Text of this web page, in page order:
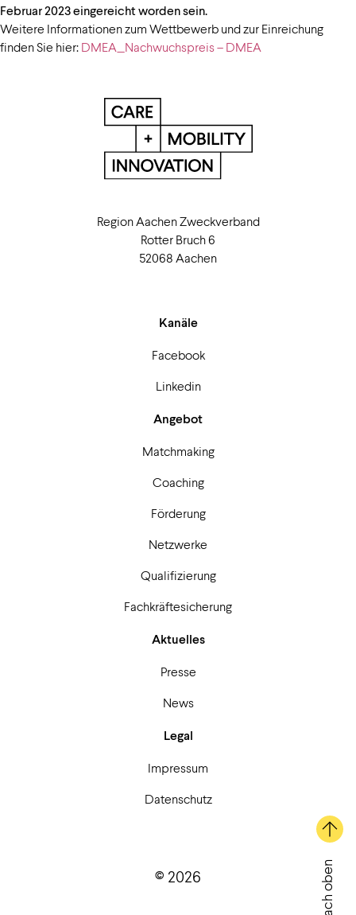
Februar 2023 eingereicht worden sein.
Weitere Informationen zum Wettbewerb und zur Einreichung
finden Sie hier: DMEA_Nachwuchspreis – DMEA
Region Aachen Zweckverband
Rotter Bruch 6
52068 Aachen
Kanäle
Facebook
Linkedin
Angebot
Matchmaking
Coaching
Förderung
Netzwerke
Qualifizierung
Fachkräftesicherung
Aktuelles
Presse
News
Legal
Impressum
Datenschutz
Nach oben
© 2026